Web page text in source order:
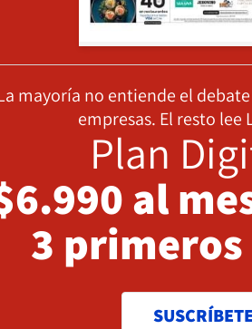
mayoría no entiende el
empresas. El resto lee
Plan
al
3 primeros
SUSCRÍBETE